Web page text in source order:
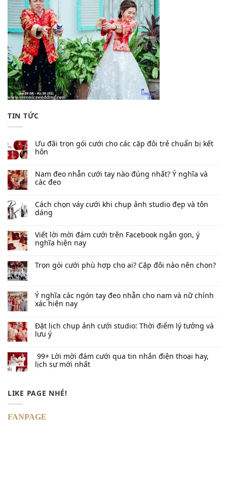
TIN TỨC
Ưu đãi trọn gói cưới cho các cặp đôi trẻ chuẩn bị kết
hôn
Nam đeo nhẫn cưới tay nào đúng nhất​? Ý nghĩa và
các đeo
Cách chọn váy cưới khi chụp ảnh studio đẹp và tôn
dáng
Viết lời mời đám cưới trên Facebook​ ngắn gọn, ý
nghĩa hiện nay
Trọn gói cưới phù hợp cho ai? Cặp đôi nào nên chọn?
Ý nghĩa các ngón tay đeo nhẫn cho nam và nữ chính
xác hiện nay
Đặt lịch chụp ảnh cưới studio: Thời điểm lý tưởng và
lưu ý
99+ Lời mời đám cưới qua tin nhắn​ điện thoại hay,
lịch sự mới nhất
LIKE PAGE NHÉ!
FANPAGE